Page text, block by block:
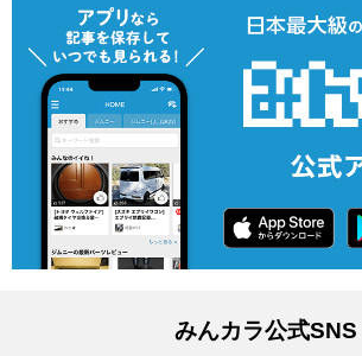
みんカラ公式SNS